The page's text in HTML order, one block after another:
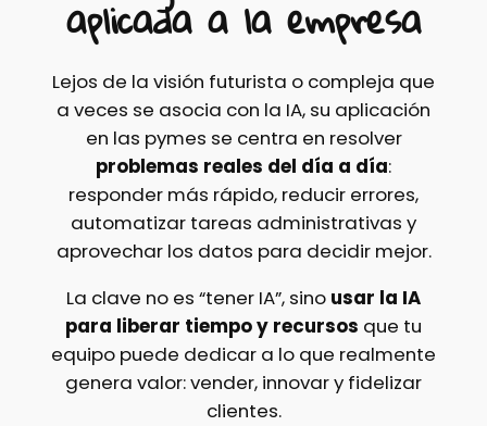
aplicada a la empresa
Lejos de la visión futurista o compleja que
a veces se asocia con la IA, su aplicación
en las pymes se centra en resolver
problemas reales del día a día:
responder más rápido, reducir errores,
automatizar tareas administrativas y
aprovechar los datos para decidir mejor.
La clave no es “tener IA”, sino usar la IA
para liberar tiempo y recursos que tu
equipo puede dedicar a lo que realmente
genera valor: vender, innovar y fidelizar
clientes.